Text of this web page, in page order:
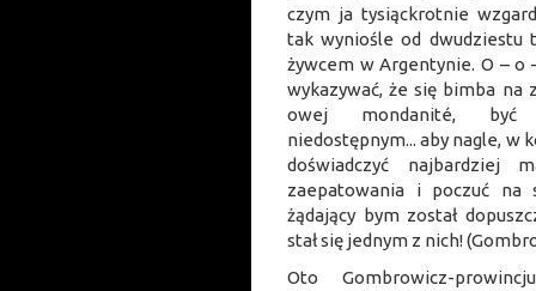
czym ja tysiąckrotnie
tak wyniośle od dwudziestu
żywcem w Argentynie. O – o
wykazywać, że się bimba na
owej mondanité, być
niedostępnym... aby nagle, w
doświadczyć najbardziej
zaepatowania i poczuć na
żądający bym został
stał się jednym z nich!
Oto Gombrowicz-